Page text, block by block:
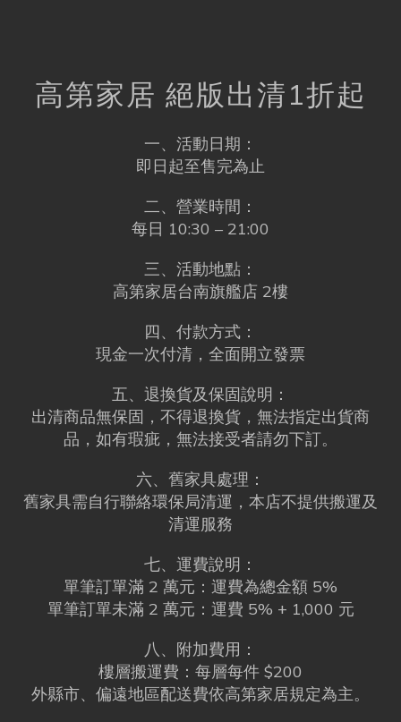
高第家居 絕版出清1折起
一、活動日期：
即日起至售完為止
二、營業時間：
每日 10:30 – 21:00
三、活動地點：
高第家居台南旗艦店 2樓
四、付款方式：
現金一次付清，全面開立發票
五、退換貨及保固說明：
出清商品無保固，不得退換貨，無法指定出貨商
品，如有瑕疵，無法接受者請勿下訂。
六、舊家具處理：
舊家具需自行聯絡環保局清運，本店不提供搬運及
清運服務
七、運費說明：
單筆訂單滿 2 萬元：運費為總金額 5%
單筆訂單未滿 2 萬元：運費 5% + 1,000 元
八、附加費用：
樓層搬運費：每層每件 $200
外縣市、偏遠地區配送費依高第家居規定為主。